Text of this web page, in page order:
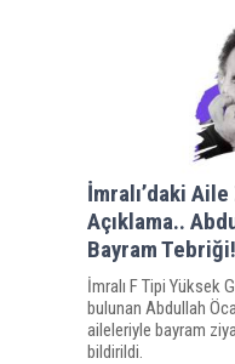
İmralı’daki
Açıklama..
Bayram Tebriği!
İmralı F Tipi Yüksek
bulunan Abdullah
aileleriyle bayram
bildirildi.